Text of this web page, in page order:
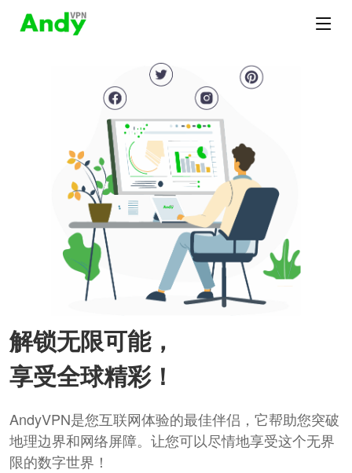
解锁无限可能，
享受全球精彩！
AndyVPN是您互联网体验的最佳伴侣，它帮助您突破
地理边界和网络屏障。让您可以尽情地享受这个无界
限的数字世界！